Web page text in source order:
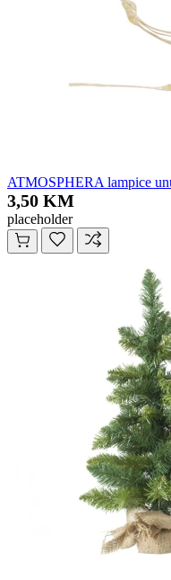
ATMOSPHERA lampice
3,50 KM
placeholder